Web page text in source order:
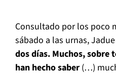
Consultado por los poco
sábado a las urnas,
dos días. Muchos, sobre
han hecho saber (…)